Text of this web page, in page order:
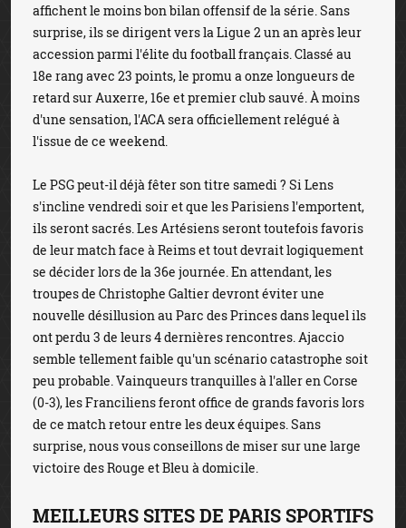
affichent le moins bon bilan offensif de la série. Sans
surprise, ils se dirigent vers la Ligue 2 un an après leur
accession parmi l'élite du football français. Classé au
18e rang avec 23 points, le promu a onze longueurs de
retard sur Auxerre, 16e et premier club sauvé. À moins
d'une sensation, l'ACA sera officiellement relégué à
l'issue de ce weekend.
Le PSG peut-il déjà fêter son titre samedi ? Si Lens
s'incline vendredi soir et que les Parisiens l'emportent,
ils seront sacrés. Les Artésiens seront toutefois favoris
de leur match face à Reims et tout devrait logiquement
se décider lors de la 36e journée. En attendant, les
troupes de Christophe Galtier devront éviter une
nouvelle désillusion au Parc des Princes dans lequel ils
ont perdu 3 de leurs 4 dernières rencontres. Ajaccio
semble tellement faible qu'un scénario catastrophe soit
peu probable. Vainqueurs tranquilles à l'aller en Corse
(0-3), les Franciliens feront office de grands favoris lors
de ce match retour entre les deux équipes. Sans
surprise, nous vous conseillons de miser sur une large
victoire des Rouge et Bleu à domicile.
MEILLEURS SITES DE PARIS SPORTIFS